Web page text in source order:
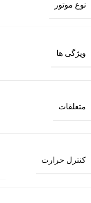
نوع موتور
ویژگی ها
متعلقات
کنترل حرارت